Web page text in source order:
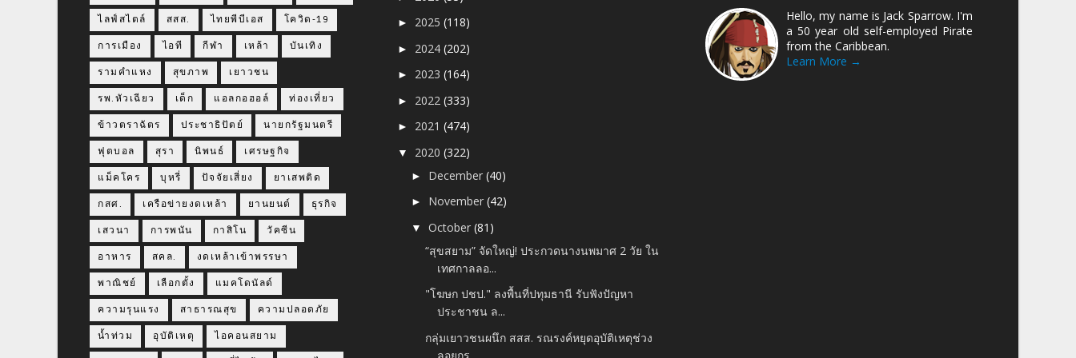
ไลฟ์สไตล์ สสส. ไทยพีบีเอส โควิด-19
การเมือง ไอที กีฬา เหล้า บันเทิง
รามคำแหง สุขภาพ เยาวชน
รพ.หัวเฉียว เด็ก แอลกอฮอล์ ท่องเที่ยว
ข้าวตราฉัตร ประชาธิปัตย์ นายกรัฐมนตรี
ฟุตบอล สุรา นิพนธ์ เศรษฐกิจ
แม็คโคร บุหรี่ ปัจจัยเสี่ยง ยาเสพติด
กสศ. เครือข่ายงดเหล้า ยานยนต์ ธุรกิจ
เสวนา การพนัน กาสิโน วัคซีน
อาหาร สคล. งดเหล้าเข้าพรรษา
พาณิชย์ เลือกตั้ง แมคโดนัลด์
ความรุนแรง สาธารณสุข ความปลอดภัย
น้ำท่วม อุบัติเหตุ ไอคอนสยาม
► 2025(118)
► 2024(202)
► 2023(164)
► 2022(333)
► 2021(474)
▼ 2020(322)
► December(40)
► November(42)
▼October(81)
“สุขสยาม” จัดใหญ่! ประกวดนางนพมาศ 2 วัย ใน
เทศกาลลอ...
"โฆษก ปชป." ลงพื้นที่ปทุมธานี รับฟังปัญหา
ประชาชน ล...
กลุ่มเยาวชนผนึก สสส. รณรงค์หยุดอุบัติเหตุช่วง
Hello, my name is Jack Sparrow. I'm
a 50 year old self-employed Pirate
from the Caribbean.
Learn More →